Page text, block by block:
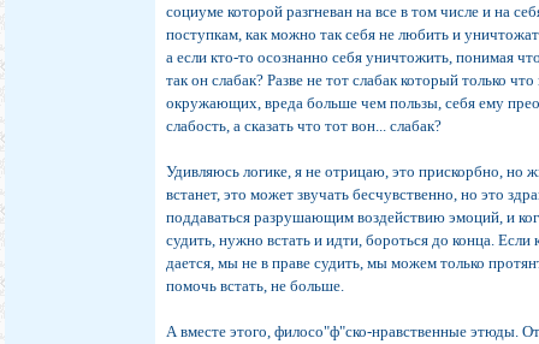
социуме которой разгневан на все в том числе и на
поступкам, как можно так себя не любить и
а если кто-то осознанно себя уничтожить, понимая
так он слабак? Разве не тот слабак который только
окружающих, вреда больше чем пользы, себя ему
слабость, а сказать что тот вон... слабак?
Удивляюсь логике, я не отрицаю, это прискорбно, но
встанет, это может звучать бесчувственно, но это
поддаваться разрушающим воздействию эмоций, и
судить, нужно встать и идти, бороться до конца. Если
дается, мы не в праве судить, мы можем только
помочь встать, не больше.
А вместе этого, филосо"ф"ско-нравственные этюды.